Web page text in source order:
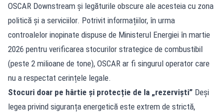
OSCAR Downstream și legăturile obscure ale acesteia cu zona
politică și a serviciilor. Potrivit informațiilor, în urma
controalelor inopinate dispuse de Ministerul Energiei în martie
2026 pentru verificarea stocurilor strategice de combustibil
(peste 2 milioane de tone), OSCAR ar fi singurul operator care
nu a respectat cerințele legale.
Stocuri doar pe hârtie și protecție de la „rezerviști” Deși
legea privind siguranța energetică este extrem de strictă,